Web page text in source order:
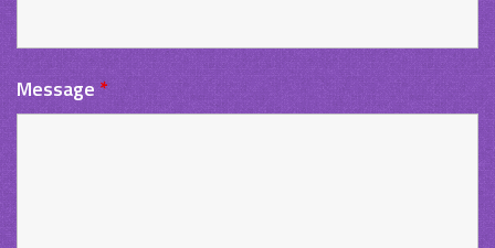
Message*